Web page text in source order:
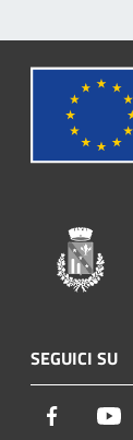
SEGUICI SU
Facebook